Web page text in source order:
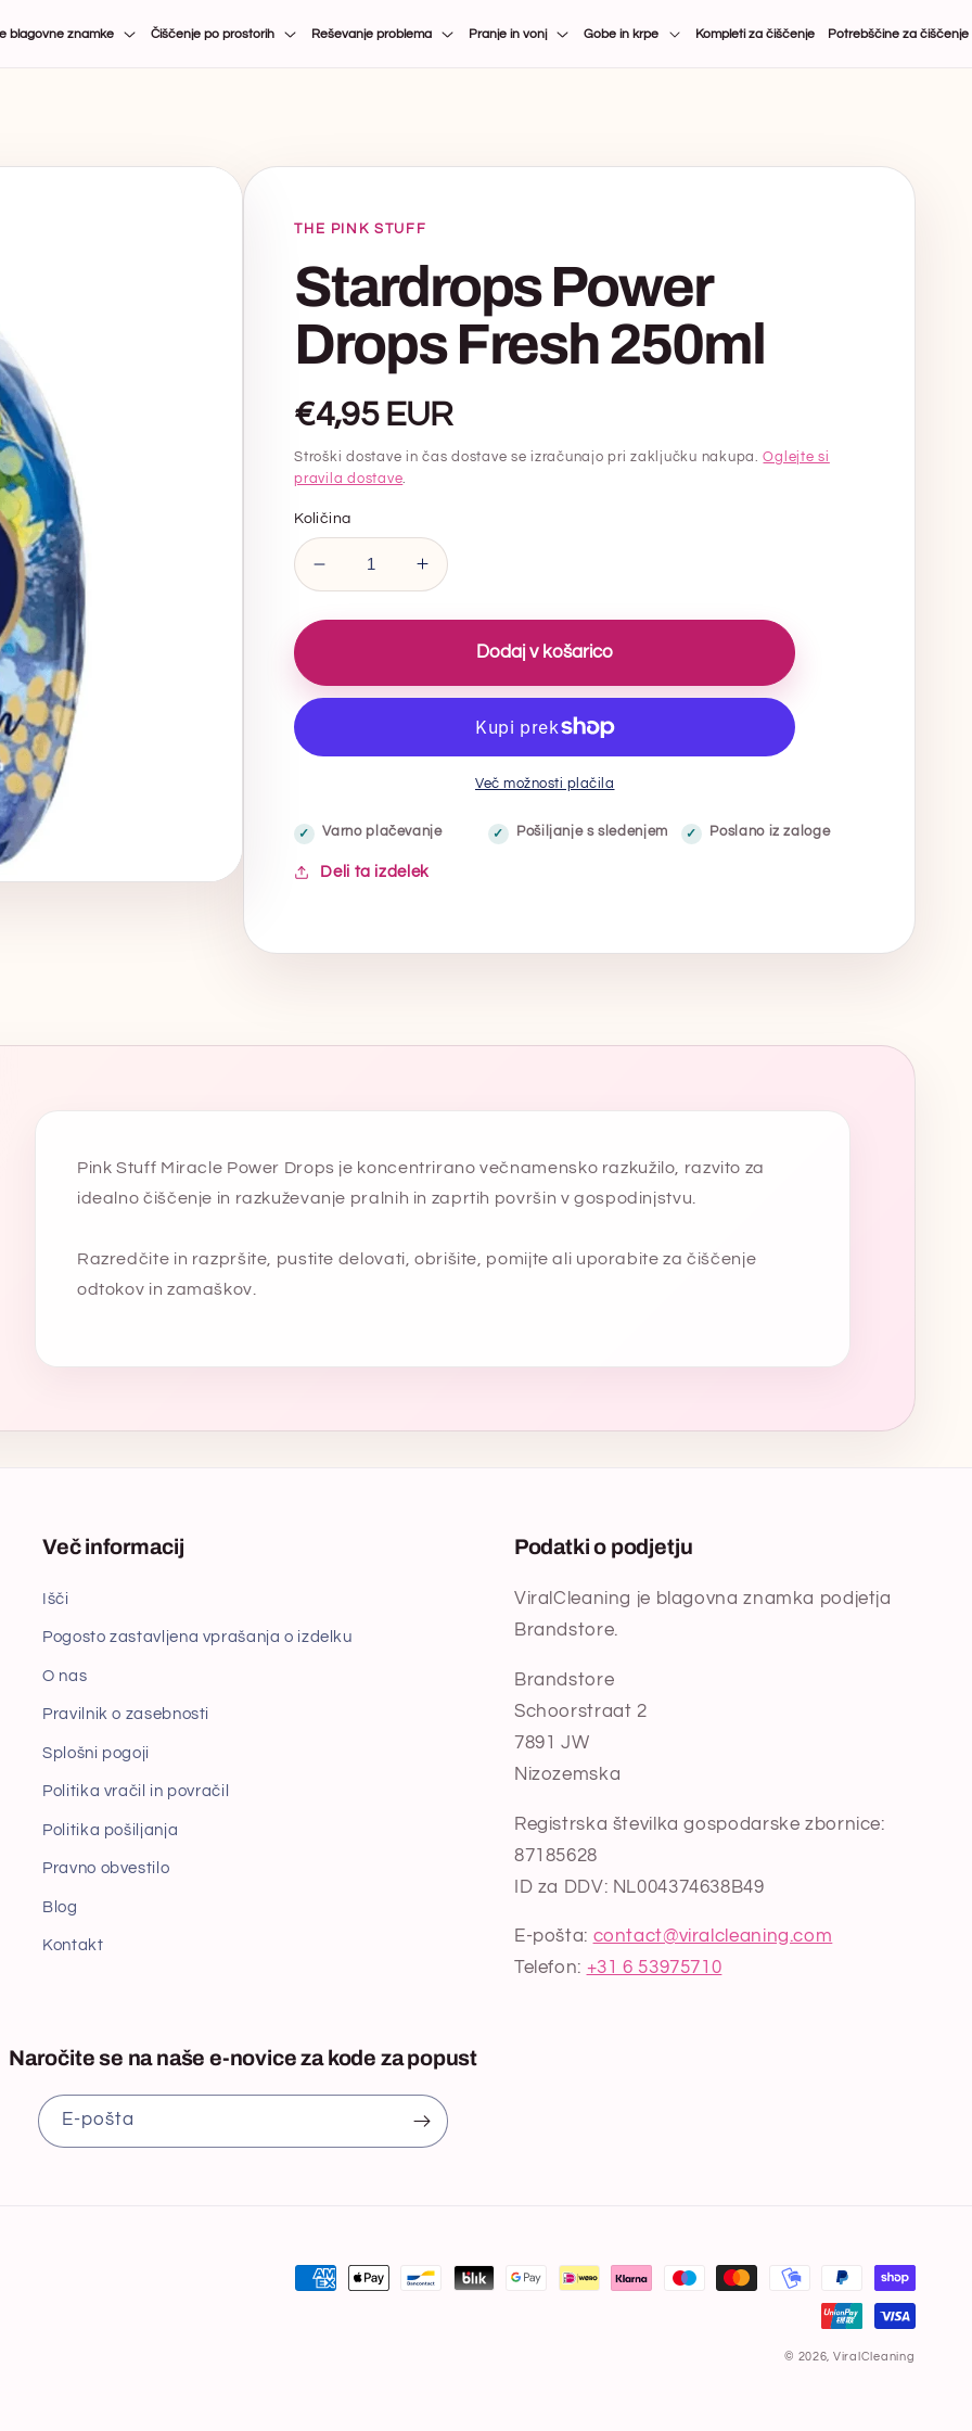
blagovne znamke Čiščenje po prostorih Reševanje problema Pranje in vonj Gobe in krpe Kompleti za čiščenje Potrebščine za čiščenje
THE PINK STUFF
Stardrops Power
Drops Fresh 250ml
Običajna
cena
€4,95 EUR
Stroški dostave in čas dostave se izračunajo pri zaključku nakupa.Oglejte si
pravila dostave.
Količina
Zmanjšaj
količino
za
Drops
Povečaj
količino
za
Stardrops
Drops
250ml
Dodaj v košarico
Več možnosti plačila
Varno plačevanje Pošiljanje s sledenjem Poslano iz zaloge
Deli ta izdelek
Pink Stuff Miracle Power Drops je koncentrirano večnamensko razkužilo, razvito za
idealno čiščenje in razkuževanje pralnih in zaprtih površin v gospodinjstvu.
Razredčite in razpršite, pustite delovati, obrišite, pomijte ali uporabite za čiščenje
odtokov in zamaškov.
Več informacij
Išči
Pogosto zastavljena vprašanja o izdelku
O nas
Pravilnik o zasebnosti
Splošni pogoji
Politika vračil in povračil
Politika pošiljanja
Pravno obvestilo
Blog
Kontakt
Podatki o podjetju
ViralCleaning je blagovna znamka podjetja
Brandstore.
Brandstore
Schoorstraat 2
7891 JW
Nizozemska
Registrska številka gospodarske zbornice:
87185628
ID za DDV: NL004374638B49
E-pošta: contact@viralcleaning.com
Telefon: +31 6 53975710
Naročite se na naše e-novice za kode za popust
E‑pošta
© 2026, ViralCleaning